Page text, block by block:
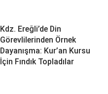
Kdz. Ereğli’de Din
Görevlilerinden Örnek
Dayanışma: Kur’an Kursu
İçin Fındık Topladılar